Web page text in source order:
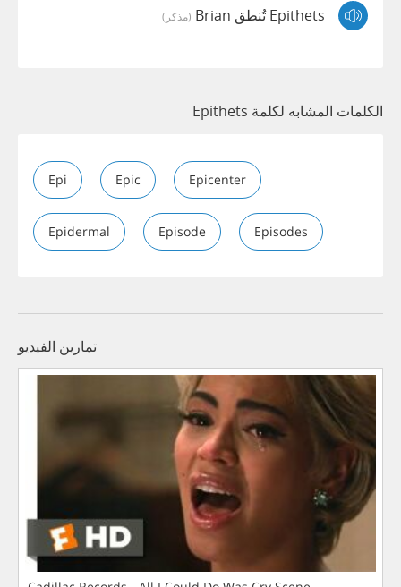
Epithets تُنطق Brian (مذكر)
الكلمات المشابه لكلمة Epithets
Epi Epic Epicenter
Epidermal Episode Episodes
تمارين الفيديو